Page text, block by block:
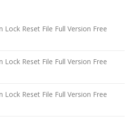
Lock Reset File Full Version Free
Lock Reset File Full Version Free
Lock Reset File Full Version Free